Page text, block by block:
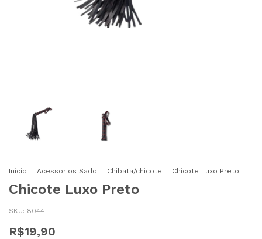
Início . Acessorios Sado . Chibata/chicote . Chicote Luxo Preto
Chicote Luxo Preto
SKU: 8044
R$19,90